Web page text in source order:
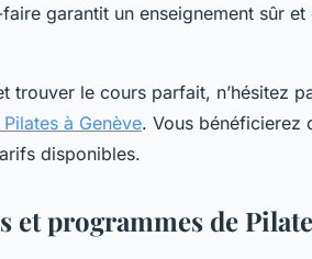
garantit un enseignement sûr
trouver le cours parfait, n’hésitez
à Genève. Vous bénéficierez
disponibles.
et programmes de